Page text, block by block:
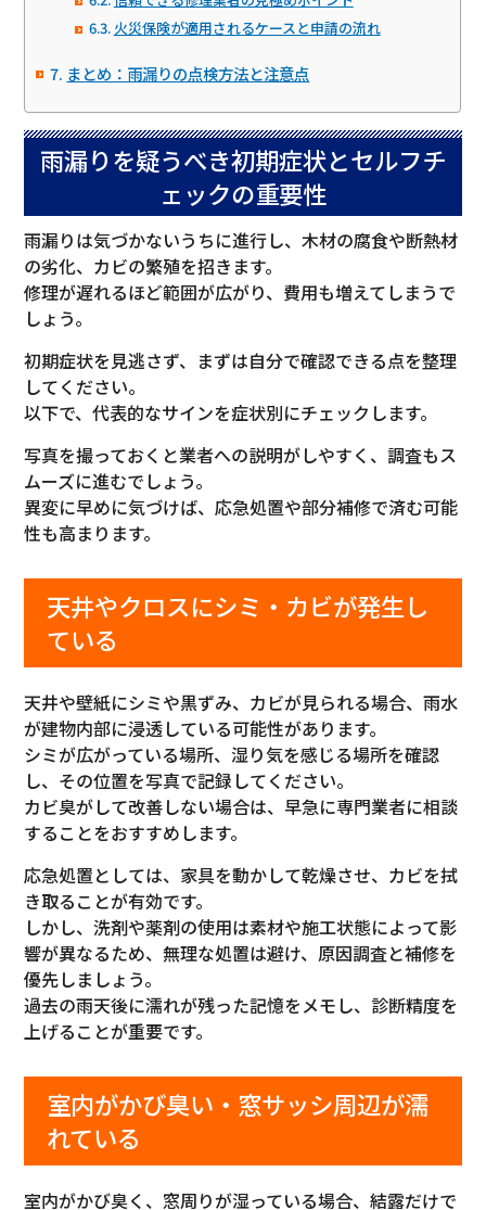
火災保険が適用されるケースと申請の流れ
まとめ：雨漏りの点検方法と注意点
雨漏りを疑うべき初期症状とセルフチ
ェックの重要性
雨漏りは気づかないうちに進行し、木材の腐食や断熱材
の劣化、カビの繁殖を招きます。
修理が遅れるほど範囲が広がり、費用も増えてしまうで
しょう。
初期症状を見逃さず、まずは自分で確認できる点を整理
してください。
以下で、代表的なサインを症状別にチェックします。
写真を撮っておくと業者への説明がしやすく、調査もス
ムーズに進むでしょう。
異変に早めに気づけば、応急処置や部分補修で済む可能
性も高まります。
天井やクロスにシミ・カビが発生し
ている
天井や壁紙にシミや黒ずみ、カビが見られる場合、雨水
が建物内部に浸透している可能性があります。
シミが広がっている場所、湿り気を感じる場所を確認
し、その位置を写真で記録してください。
カビ臭がして改善しない場合は、早急に専門業者に相談
することをおすすめします。
応急処置としては、家具を動かして乾燥させ、カビを拭
き取ることが有効です。
しかし、洗剤や薬剤の使用は素材や施工状態によって影
響が異なるため、無理な処置は避け、原因調査と補修を
優先しましょう。
過去の雨天後に濡れが残った記憶をメモし、診断精度を
上げることが重要です。
室内がかび臭い・窓サッシ周辺が濡
れている
室内がかび臭く、窓周りが湿っている場合、結露だけで